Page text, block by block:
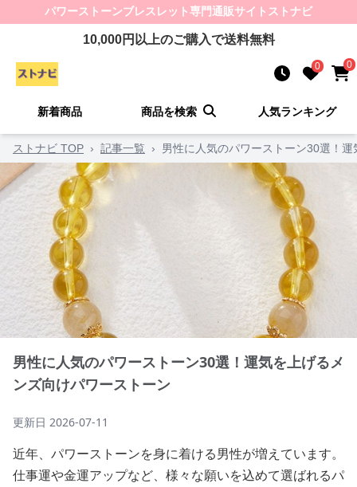
パワーストーンブレスレット専門通販サイト ストナビ
10,000円以上のご購入で送料無料
0 0
新着商品 商品を検索 人気ランキング
ストナビ TOP › 記事一覧 › 男性に人気のパワーストーン30選！
男性に人気のパワーストーン30選！運気を上げるメ
ンズ向けパワーストーン
更新日 2026-07-11
近年、パワーストーンを身に着ける男性が増えています。
仕事運や金運アップなど、様々な願いを込めて選ばれるパ